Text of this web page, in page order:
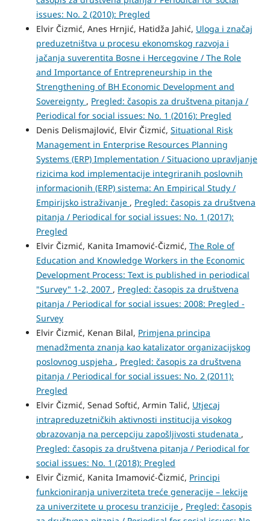
issues: No. 2 (2010): Pregled
Elvir Čizmić, Anes Hrnjić, Hatidža Jahić, Uloga i značaj
preduzetništva u procesu ekonomskog razvoja i
jačanja suverentita Bosne i Hercegovine / The Role
and Importance of Entrepreneurship in the
Strengthening of BH Economic Development and
Sovereignty , Pregled: časopis za društvena pitanja /
Periodical for social issues: No. 1 (2016): Pregled
Denis Delismajlović, Elvir Čizmić, Situational Risk
Management in Enterprise Resources Planning
Systems (ERP) Implementation / Situaciono upravljanje
rizicima kod implementacije integriranih poslovnih
informacionih (ERP) sistema: An Empirical Study /
Empirijsko istraživanje , Pregled: časopis za društvena
pitanja / Periodical for social issues: No. 1 (2017):
Pregled
Elvir Čizmić, Kanita Imamović-Čizmić, The Role of
Education and Knowledge Workers in the Economic
Development Process: Text is published in periodical
"Survey" 1-2, 2007 , Pregled: časopis za društvena
pitanja / Periodical for social issues: 2008: Pregled -
Survey
Elvir Čizmić, Kenan Bilal, Primjena principa
menadžmenta znanja kao katalizator organizacijskog
poslovnog uspjeha , Pregled: časopis za društvena
pitanja / Periodical for social issues: No. 2 (2011):
Pregled
Elvir Čizmić, Senad Softić, Armin Talić, Utjecaj
intrapreduzetničkih aktivnosti institucija visokog
obrazovanja na percepciju zapošljivosti studenata ,
Pregled: časopis za društvena pitanja / Periodical for
social issues: No. 1 (2018): Pregled
Elvir Čizmić, Kanita Imamović-Čizmić, Principi
funkcioniranja univerziteta treće generacije – lekcije
za univerzitete u procesu tranzicije , Pregled: časopis